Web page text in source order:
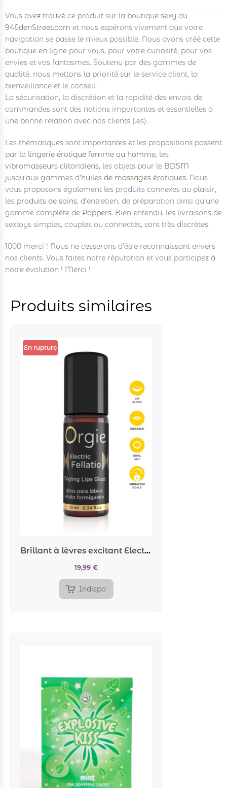
Vous avez trouvé ce produit sur la boutique sexy du
94EdenStreet.com et nous espérons vivement que votre
navigation se passe le mieux possible. Nous avons créé cette
boutique en ligne pour vous, pour votre curiosité, pour vos
envies et vos fantasmes. Soutenu par des gammes de
qualité, nous mettons la priorité sur le service client, la
bienveillance et le conseil.
La sécurisation, la discrétion et la rapidité des envois de
commandes sont des notions importantes et essentielles à
une bonne relation avec nos clients (.es).
Les thématiques sont importantes et les propositions passent
par la lingerie érotique femme ou homme, les
vibromasseurs clitoridiens, les objets pour le BDSM
jusqu’aux gammes d’huiles de massages érotiques. Nous
vous proposons également les produits connexes au plaisir,
les produits de soins, d’entretien, de préparation ainsi qu’une
gamme complète de Poppers. Bien entendu, les livraisons de
sextoys simples, couples ou connectés, sont très discrètes.
1000 merci ! Nous ne cesserons d’être reconnaissant envers
nos clients. Vous faites notre réputation et vous participez à
notre évolution ! Merci !
Produits similaires
En rupture
Brillant à lèvres excitant Electric Fellatio
19,99 €
Indispo